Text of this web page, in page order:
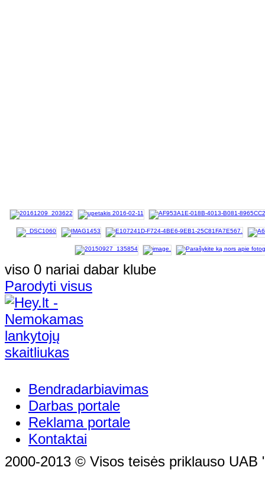
viso 0 nariai dabar klube
Parodyti visus
Bendradarbiavimas
Darbas portale
Reklama portale
Kontaktai
2000-2013 © Visos teisės priklauso UAB